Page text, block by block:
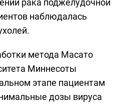
рака поджелудочной
наблюдалась
метода Масато
Миннесоты
этапе пациентам
дозы вируса